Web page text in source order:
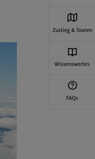
Zustieg & Touren
Wissenswertes
FAQs